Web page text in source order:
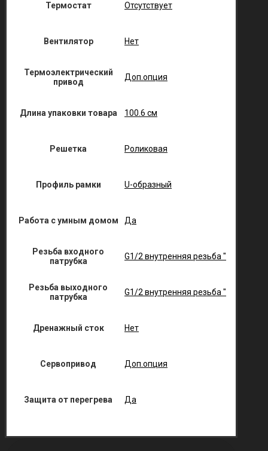
Термостат Отсутствует
Вентилятор Нет
Термоэлектрический
привод
Доп.опция
Длина упаковки товара 100.6 см
Решетка Роликовая
Профиль рамки U-образный
Работа с умным домом Да
Резьба входного
патрубка
G1/2 внутренняя резьба "
Резьба выходного
патрубка
G1/2 внутренняя резьба "
Дренажный сток Нет
Сервопривод Доп.опция
Защита от перегрева Да